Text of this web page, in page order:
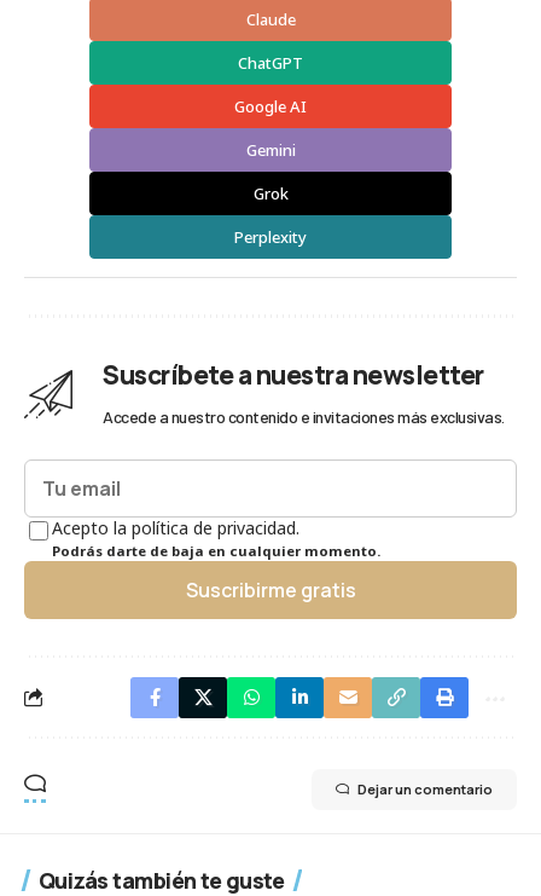
Claude
ChatGPT
Google AI
Gemini
Grok
Perplexity
Suscríbete a nuestra newsletter
Accede a nuestro contenido e invitaciones más exclusivas.
Acepto la política de privacidad.
Podrás darte de baja en cualquier momento.
Suscribirme gratis
Dejar un comentario
Quizás también te guste